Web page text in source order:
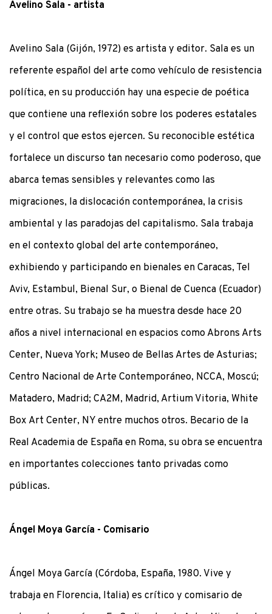
Avelino Sala - artista
Avelino Sala (Gijón, 1972) es artista y editor. Sala es un
referente español del arte como vehículo de resistencia
política, en su producción hay una especie de poética
que contiene una reflexión sobre los poderes estatales
y el control que estos ejercen. Su reconocible estética
fortalece un discurso tan necesario como poderoso, que
abarca temas sensibles y relevantes como las
migraciones, la dislocación contemporánea, la crisis
ambiental y las paradojas del capitalismo. Sala trabaja
en el contexto global del arte contemporáneo,
exhibiendo y participando en bienales en Caracas, Tel
Aviv, Estambul, Bienal Sur, o Bienal de Cuenca (Ecuador)
entre otras. Su trabajo se ha muestra desde hace 20
años a nivel internacional en espacios como Abrons Arts
Center, Nueva York; Museo de Bellas Artes de Asturias;
Centro Nacional de Arte Contemporáneo, NCCA, Moscú;
Matadero, Madrid; CA2M, Madrid, Artium Vitoria, White
Box Art Center, NY entre muchos otros. Becario de la
Real Academia de España en Roma, su obra se encuentra
en importantes colecciones tanto privadas como
públicas.
Ángel Moya García - Comisario
Ángel Moya García (Córdoba, España, 1980. Vive y
trabaja en Florencia, Italia) es crítico y comisario de